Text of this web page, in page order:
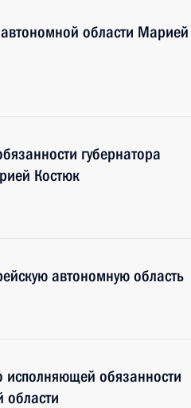
области Марией
губернатора
Костюк
автономную область
обязанности
области